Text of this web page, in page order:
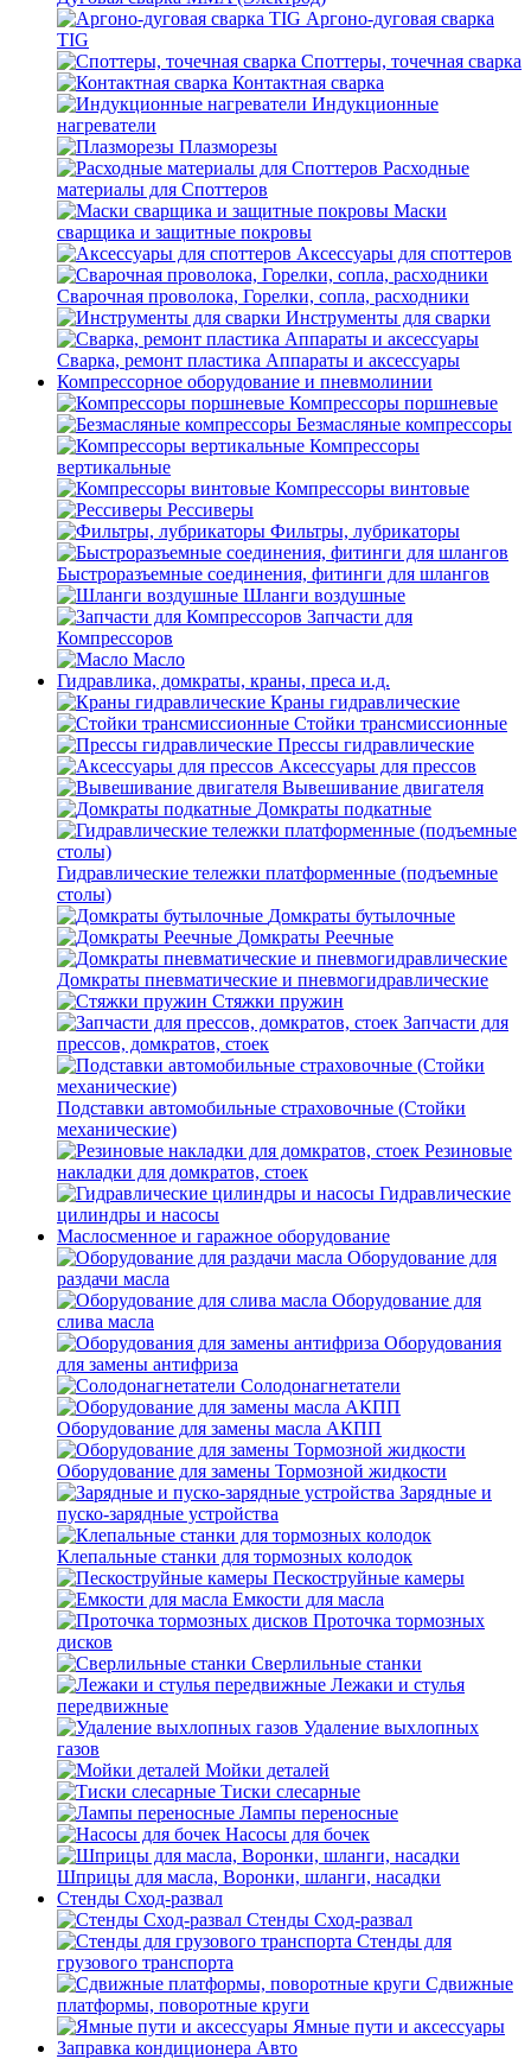
Аргоно-дуговая сварка
TIG
Споттеры, точечная сварка
Контактная сварка
Индукционные
нагреватели
Плазморезы
Расходные
материалы для Споттеров
Маски
сварщика и защитные покровы
Аксессуары для споттеров
Сварочная проволока, Горелки, сопла, расходники
Инструменты для сварки
Сварка, ремонт пластика Аппараты и аксессуары
Компрессорное оборудование и пневмолинии
Компрессоры поршневые
Безмасляные компрессоры
Компрессоры
вертикальные
Компрессоры винтовые
Рессиверы
Фильтры, лубрикаторы
Быстроразъемные соединения, фитинги для шлангов
Шланги воздушные
Запчасти для
Компрессоров
Масло
Гидравлика, домкраты, краны, преса и.д.
Краны гидравлические
Стойки трансмиссионные
Прессы гидравлические
Аксессуары для прессов
Вывешивание двигателя
Домкраты подкатные
Гидравлические тележки платформенные (подъемные
столы)
Домкраты бутылочные
Домкраты Реечные
Домкраты пневматические и пневмогидравлические
Стяжки пружин
Запчасти для
прессов, домкратов, стоек
Подставки автомобильные страховочные (Стойки
механические)
Резиновые
накладки для домкратов, стоек
Гидравлические
цилиндры и насосы
Маслосменное и гаражное оборудование
Оборудование для
раздачи масла
Оборудование для
слива масла
Оборудования
для замены антифриза
Солодонагнетатели
Оборудование для замены масла АКПП
Оборудование для замены Тормозной жидкости
Зарядные и
пуско-зарядные устройства
Клепальные станки для тормозных колодок
Пескоструйные камеры
Емкости для масла
Проточка тормозных
дисков
Сверлильные станки
Лежаки и стулья
передвижные
Удаление выхлопных
газов
Мойки деталей
Тиски слесарные
Лампы переносные
Насосы для бочек
Шприцы для масла, Воронки, шланги, насадки
Стенды Сход-развал
Стенды Сход-развал
Стенды для
грузового транспорта
Сдвижные
платформы, поворотные круги
Ямные пути и аксессуары
Заправка кондиционера Авто